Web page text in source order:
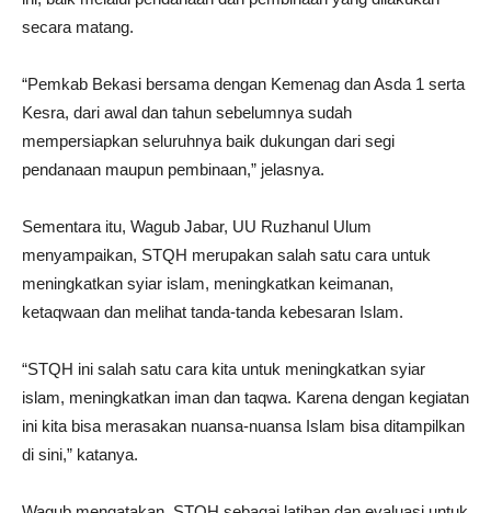
secara matang.
“Pemkab Bekasi bersama dengan Kemenag dan Asda 1 serta
Kesra, dari awal dan tahun sebelumnya sudah
mempersiapkan seluruhnya baik dukungan dari segi
pendanaan maupun pembinaan,” jelasnya.
Sementara itu, Wagub Jabar, UU Ruzhanul Ulum
menyampaikan, STQH merupakan salah satu cara untuk
meningkatkan syiar islam, meningkatkan keimanan,
ketaqwaan dan melihat tanda-tanda kebesaran Islam.
“STQH ini salah satu cara kita untuk meningkatkan syiar
islam, meningkatkan iman dan taqwa. Karena dengan kegiatan
ini kita bisa merasakan nuansa-nuansa Islam bisa ditampilkan
di sini,” katanya.